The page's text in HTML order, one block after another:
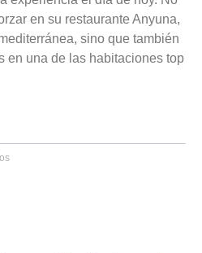
en su restaurante Anyuna,
sino que también
en una de las habitaciones top